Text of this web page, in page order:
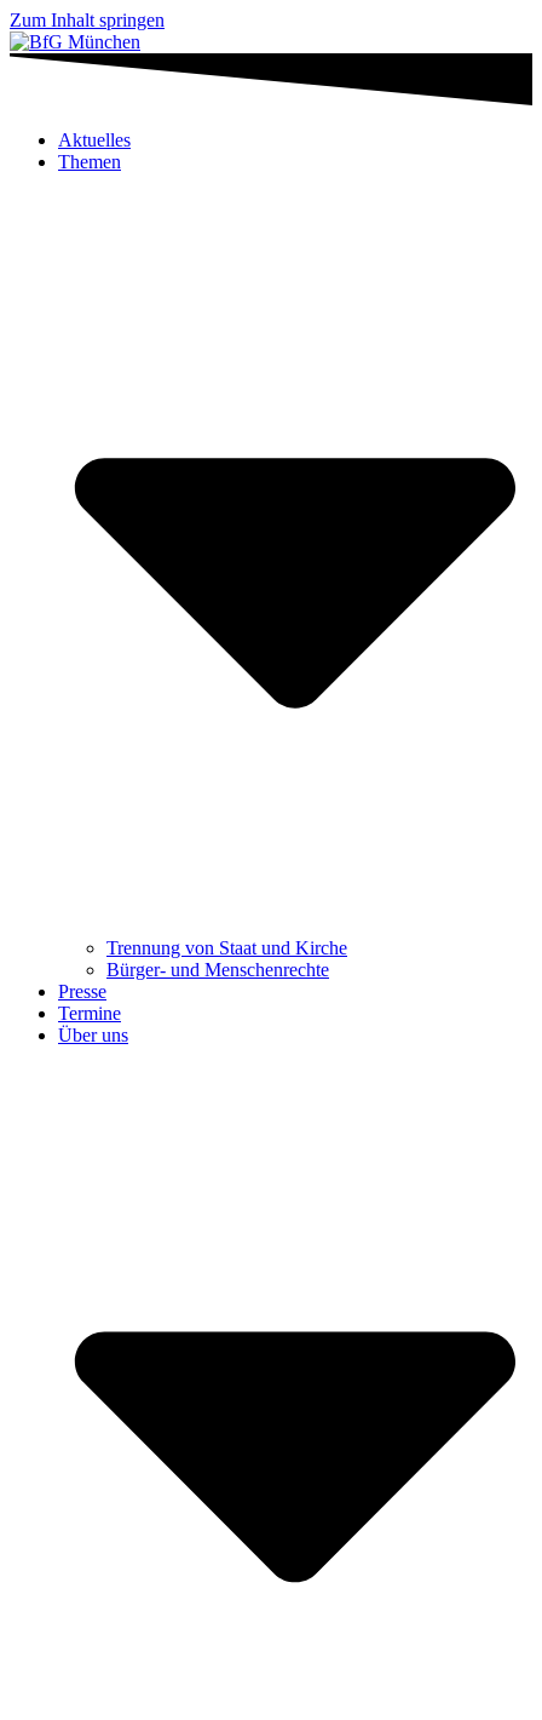
Zum Inhalt springen
Aktuelles
Themen
Trennung ​​​​​​​von Staat und Kirche
Bürger- und Menschenrechte
Presse
Termine
Über uns